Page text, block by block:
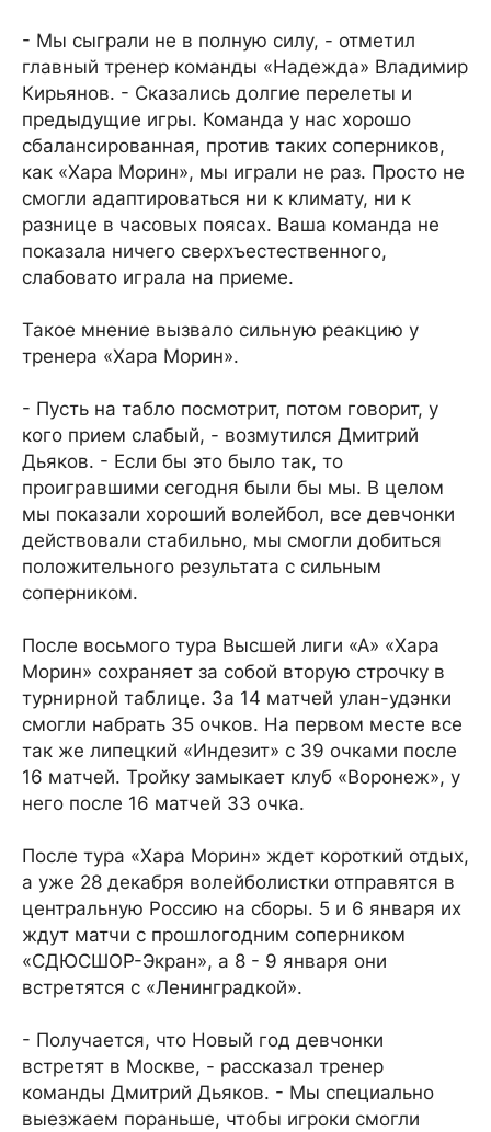
- Мы сыграли не в полную силу, - отметил
главный тренер команды «Надежда» Владимир
Кирьянов. - Сказались долгие перелеты и
предыдущие игры. Команда у нас хорошо
сбалансированная, против таких соперников,
как «Хара Морин», мы играли не раз. Просто не
смогли адаптироваться ни к климату, ни к
разнице в часовых поясах. Ваша команда не
показала ничего сверхъестественного,
слабовато играла на приеме.
Такое мнение вызвало сильную реакцию у
тренера «Хара Морин».
- Пусть на табло посмотрит, потом говорит, у
кого прием слабый, - возмутился Дмитрий
Дьяков. - Если бы это было так, то
проигравшими сегодня были бы мы. В целом
мы показали хороший волейбол, все девчонки
действовали стабильно, мы смогли добиться
положительного результата с сильным
соперником.
После восьмого тура Высшей лиги «А» «Хара
Морин» сохраняет за собой вторую строчку в
турнирной таблице. За 14 матчей улан-удэнки
смогли набрать 35 очков. На первом месте все
так же липецкий «Индезит» с 39 очками после
16 матчей. Тройку замыкает клуб «Воронеж», у
него после 16 матчей 33 очка.
После тура «Хара Морин» ждет короткий отдых,
а уже 28 декабря волейболистки отправятся в
центральную Россию на сборы. 5 и 6 января их
ждут матчи с прошлогодним соперником
«СДЮСШОР-Экран», а 8 - 9 января они
встретятся с «Ленинградкой».
- Получается, что Новый год девчонки
встретят в Москве, - рассказал тренер
команды Дмитрий Дьяков. - Мы специально
выезжаем пораньше, чтобы игроки смогли